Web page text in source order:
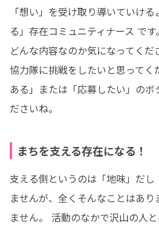
「想い」を受け取り導いていけ
る」存在コミュニティナース です。
どんな内容なのか気になってく
協力隊に挑戦をしたいと思って
ある」または「応募したい」のボ
ださいね。
まちを支える存在になる！
支える側というのは「地味」だ
ませんが、全くそんなことはあ
ません。 活動のなかで沢山の人と